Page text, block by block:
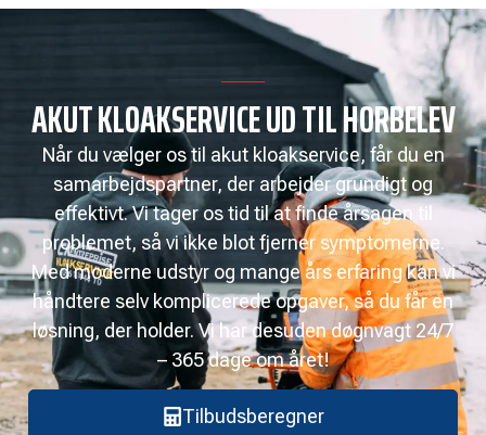
AKUT KLOAKSERVICE UD TIL HORBELEV
Når du vælger os til akut kloakservice, får du en
samarbejdspartner, der arbejder grundigt og
effektivt. Vi tager os tid til at finde årsagen til
problemet, så vi ikke blot fjerner symptomerne.
Med moderne udstyr og mange års erfaring kan vi
håndtere selv komplicerede opgaver, så du får en
løsning, der holder. Vi har desuden døgnvagt 24/7
– 365 dage om året!
Tilbudsberegner